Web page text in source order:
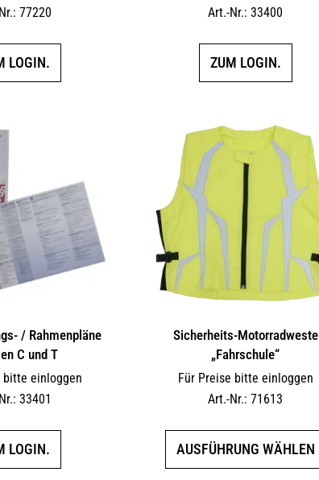
77220
LOGIN.
Art.-Nr.: 33400
ZUM LOGIN.
/ Rahmenpläne
C und T
bitte einloggen
33401
LOGIN.
Sicherheits-Motorradweste
„Fahrschule“
Für Preise bitte einloggen
Art.-Nr.: 71613
AUSFÜHRUNG WÄHLEN